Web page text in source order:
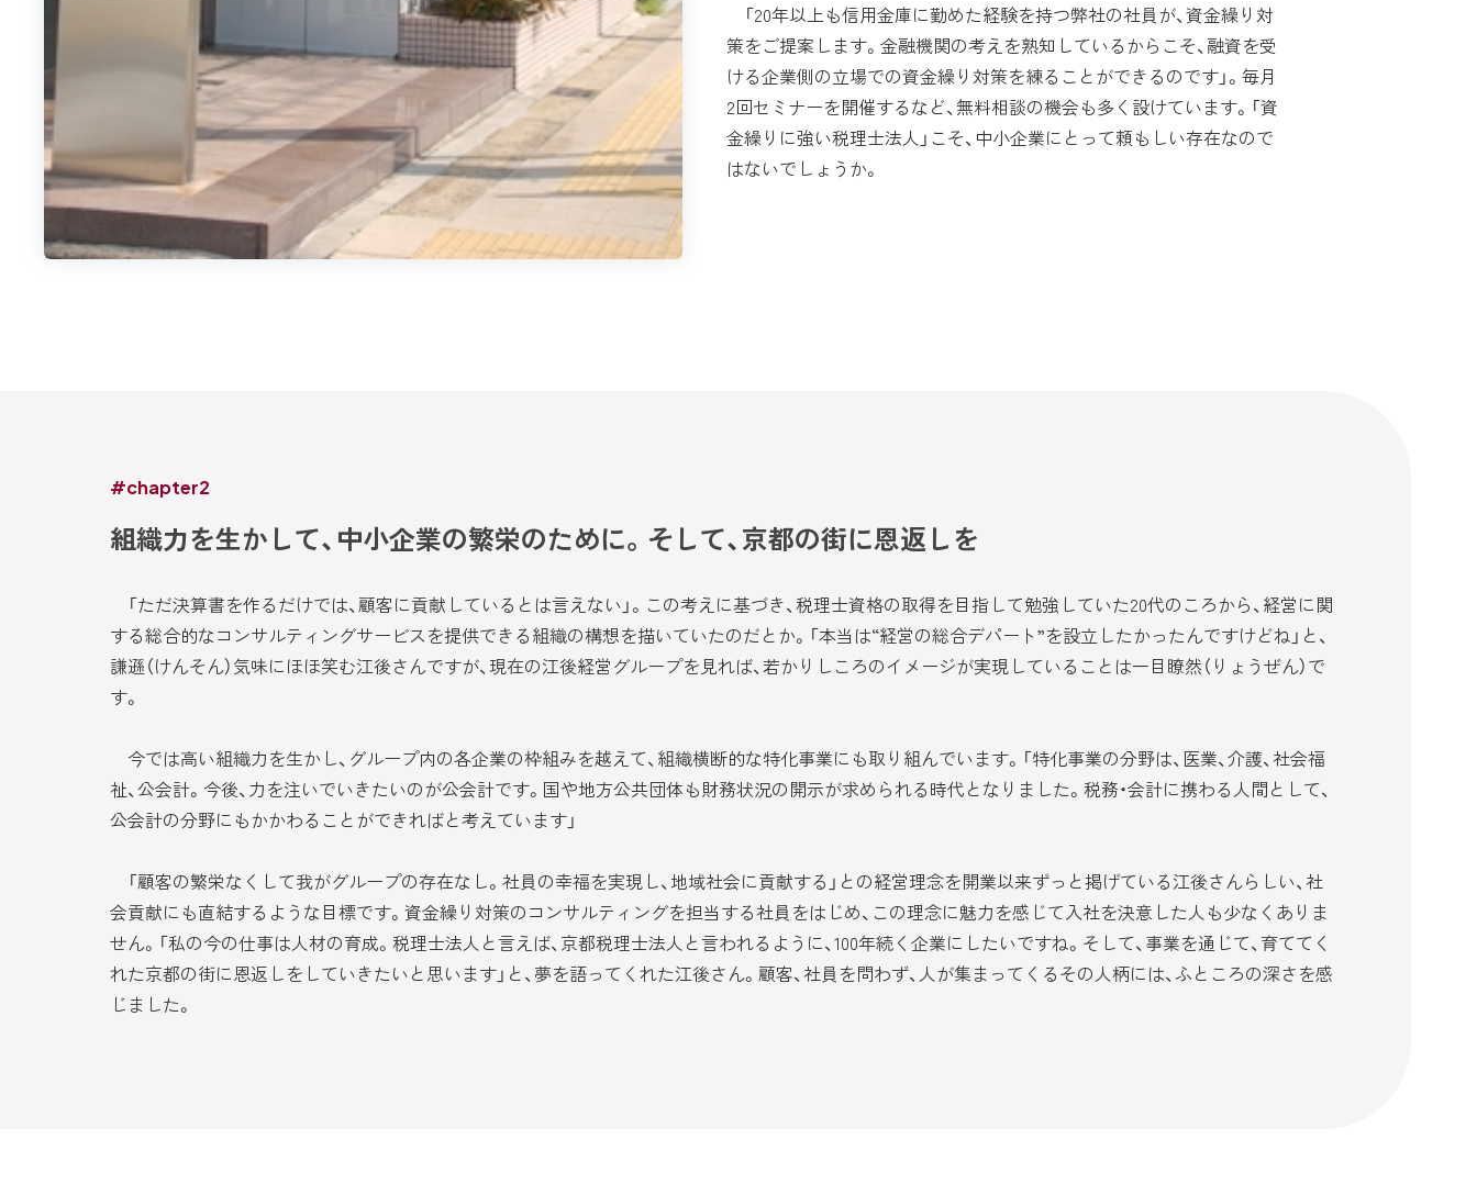
「20年以上も信用金庫に勤めた経験を持つ弊社の社員が、資金繰り対
策をご提案します。金融機関の考えを熟知しているからこそ、融資を受
ける企業側の立場での資金繰り対策を練ることができるのです」。毎月
2回セミナーを開催するなど、無料相談の機会も多く設けています。「資
金繰りに強い税理士法人」こそ、中小企業にとって頼もしい存在なので
はないでしょうか。
#chapter2
組織力を生かして、中小企業の繁栄のために。そして、京都の街に恩返しを
「ただ決算書を作るだけでは、顧客に貢献しているとは言えない」。この考えに基づき、税理士資格の取得を目指して勉強していた20代のころから、経営に関
する総合的なコンサルティングサービスを提供できる組織の構想を描いていたのだとか。「本当は“経営の総合デパート”を設立したかったんですけどね」と、
謙遜（けんそん）気味にほほ笑む江後さんですが、現在の江後経営グループを見れば、若かりしころのイメージが実現していることは一目瞭然（りょうぜん）で
す。
今では高い組織力を生かし、グループ内の各企業の枠組みを越えて、組織横断的な特化事業にも取り組んでいます。「特化事業の分野は、医業、介護、社会福
祉、公会計。今後、力を注いでいきたいのが公会計です。国や地方公共団体も財務状況の開示が求められる時代となりました。税務・会計に携わる人間として、
公会計の分野にもかかわることができればと考えています」
「顧客の繁栄なくして我がグループの存在なし。社員の幸福を実現し、地域社会に貢献する」との経営理念を開業以来ずっと掲げている江後さんらしい、社
会貢献にも直結するような目標です。資金繰り対策のコンサルティングを担当する社員をはじめ、この理念に魅力を感じて入社を決意した人も少なくありま
せん。「私の今の仕事は人材の育成。税理士法人と言えば、京都税理士法人と言われるように、100年続く企業にしたいですね。そして、事業を通じて、育ててく
れた京都の街に恩返しをしていきたいと思います」と、夢を語ってくれた江後さん。顧客、社員を問わず、人が集まってくるその人柄には、ふところの深さを感
じました。